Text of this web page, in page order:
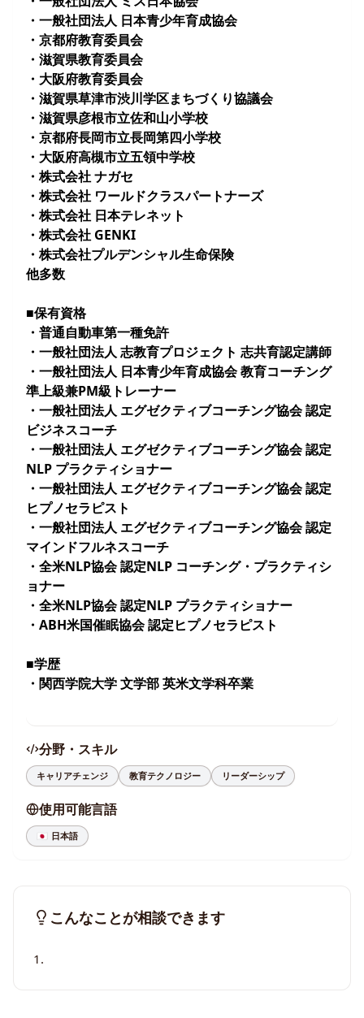
・一般社団法人 日本青少年育成協会
・京都府教育委員会
・滋賀県教育委員会
・大阪府教育委員会
・滋賀県草津市渋川学区まちづくり協議会
・滋賀県彦根市立佐和山小学校
・京都府⾧岡市立⾧岡第四小学校
・大阪府高槻市立五領中学校
・株式会社 ナガセ
・株式会社 ワールドクラスパートナーズ
・株式会社 日本テレネット
・株式会社 GENKI
・株式会社プルデンシャル生命保険
他多数
■保有資格
・普通自動車第一種免許
・一般社団法人 志教育プロジェクト 志共育認定講師
・一般社団法人 日本青少年育成協会 教育コーチング
準上級兼PM級トレーナー
・一般社団法人 エグゼクティブコーチング協会 認定
ビジネスコーチ
・一般社団法人 エグゼクティブコーチング協会 認定
NLP プラクティショナー
・一般社団法人 エグゼクティブコーチング協会 認定
ヒプノセラピスト
・一般社団法人 エグゼクティブコーチング協会 認定
マインドフルネスコーチ
・全米NLP協会 認定NLP コーチング・プラクティシ
ョナー
・全米NLP協会 認定NLP プラクティショナー
・ABH米国催眠協会 認定ヒプノセラピスト
■学歴
・関西学院大学 文学部 英米文学科卒業
分野・スキル
キャリアチェンジ 教育テクノロジー リーダーシップ
使用可能言語
🇯🇵 日本語
こんなことが相談できます
1.